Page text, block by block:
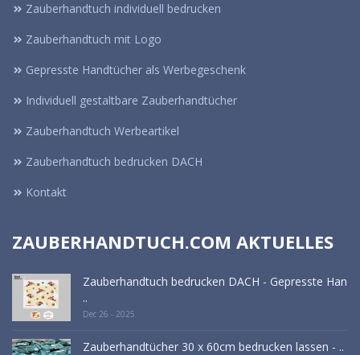
Zauberhandtuch individuell bedrucken
Zauberhandtuch mit Logo
Gepresste Handtücher als Werbegeschenk
Individuell gestaltbare Zauberhandtücher
Zauberhandtuch Werbeartikel
Zauberhandtuch bedrucken DACH
Kontakt
ZAUBERHANDTUCH.COM AKTUELLES
Zauberhandtuch bedrucken DACH - Gepresste Han
..
Dec 26 - 2025
Zauberhandtücher 30 x 60cm bedrucken lassen - ..